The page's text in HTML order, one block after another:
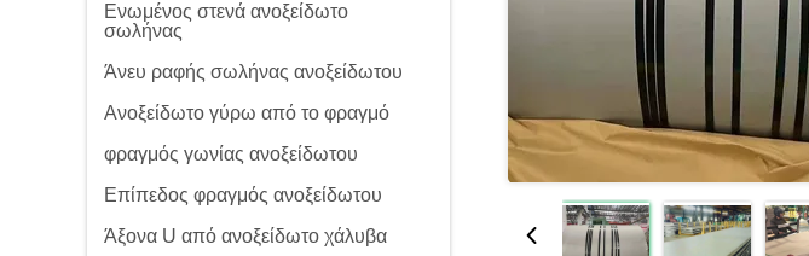
Ενωμένος στενά ανοξείδωτο
σωλήνας
Άνευ ραφής σωλήνας ανοξείδωτου
Ανοξείδωτο γύρω από το φραγμό
φραγμός γωνίας ανοξείδωτου
Επίπεδος φραγμός ανοξείδωτου
Άξονα U από ανοξείδωτο χάλυβα